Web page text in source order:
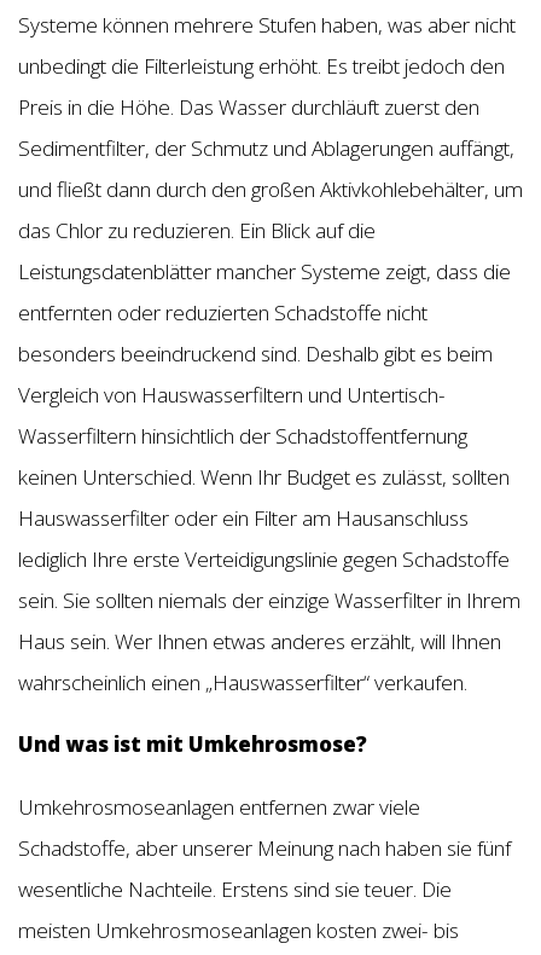
Systeme können mehrere Stufen haben, was aber nicht
unbedingt die Filterleistung erhöht. Es treibt jedoch den
Preis in die Höhe. Das Wasser durchläuft zuerst den
Sedimentfilter, der Schmutz und Ablagerungen auffängt,
und fließt dann durch den großen Aktivkohlebehälter, um
das Chlor zu reduzieren. Ein Blick auf die
Leistungsdatenblätter mancher Systeme zeigt, dass die
entfernten oder reduzierten Schadstoffe nicht
besonders beeindruckend sind. Deshalb gibt es beim
Vergleich von Hauswasserfiltern und Untertisch-
Wasserfiltern hinsichtlich der Schadstoffentfernung
keinen Unterschied. Wenn Ihr Budget es zulässt, sollten
Hauswasserfilter oder ein Filter am Hausanschluss
lediglich Ihre erste Verteidigungslinie gegen Schadstoffe
sein. Sie sollten niemals der einzige Wasserfilter in Ihrem
Haus sein. Wer Ihnen etwas anderes erzählt, will Ihnen
wahrscheinlich einen „Hauswasserfilter“ verkaufen.
Und was ist mit Umkehrosmose?
Umkehrosmoseanlagen entfernen zwar viele
Schadstoffe, aber unserer Meinung nach haben sie fünf
wesentliche Nachteile. Erstens sind sie teuer. Die
meisten Umkehrosmoseanlagen kosten zwei- bis